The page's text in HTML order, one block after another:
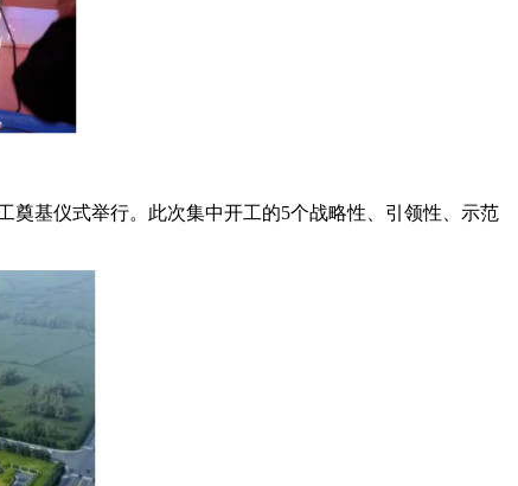
奠基仪式举行。此次集中开工的5个战略性、引领性、示范